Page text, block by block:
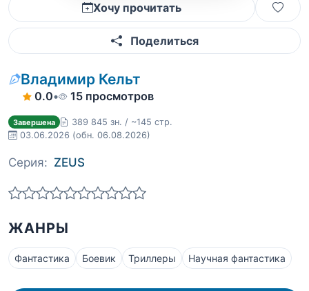
Хочу прочитать
Поделиться
Владимир Кельт
0.0• 15 просмотров
Завершена
389 845 зн. / ~145 стр.
03.06.2026 (обн. 06.08.2026)
Серия: ZEUS
ЖАНРЫ
Фантастика Боевик Триллеры Научная фантастика